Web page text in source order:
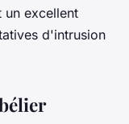
un excellent
d'intrusion